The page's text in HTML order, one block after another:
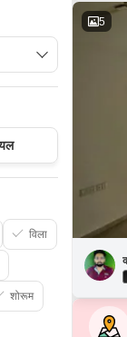
5
विला
शोरूम